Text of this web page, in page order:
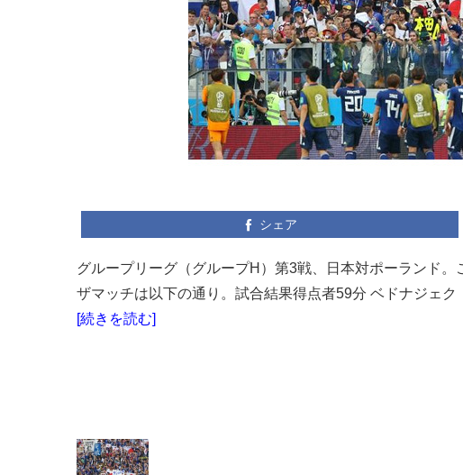
シェア
グループリーグ（グループH）第3戦、日本対ポーランド
ザマッチは以下の通り。試合結果得点者59分 ベドナジェ
[続きを読む]